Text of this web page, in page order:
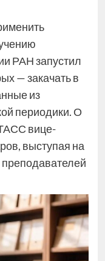
РАН запустил
— закачать в
из
периодики. О
вице-
выступая на